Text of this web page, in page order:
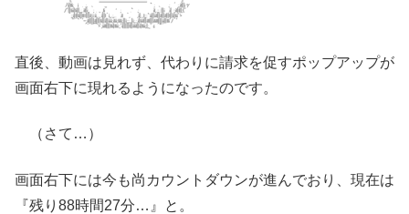
直後、動画は見れず、代わりに請求を促すポップアップが
画面右下に現れるようになったのです。
（さて…）
画面右下には今も尚カウントダウンが進んでおり、現在は
『残り88時間27分…』と。